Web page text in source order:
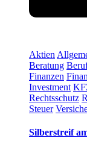
Aktien
Beratung
Finanzen
Investment
Rechtsschutz
Steuer
Silberstreif